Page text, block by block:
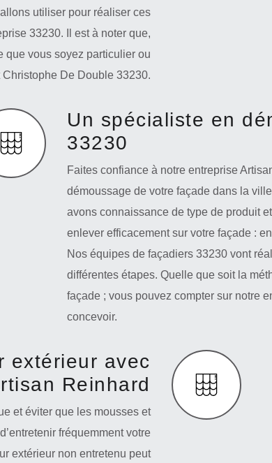
utiliser pour réaliser ces
33230. Il est à noter que,
que vous soyez particulier ou
De Double 33230.
Un spécialiste en
33230
Faites confiance à notre entreprise
démoussage de votre façade dans la
avons connaissance de type de produit
enlever efficacement sur votre façade :
Nos équipes de façadiers 33230 vont
différentes étapes. Quelle que soit la
façade ; vous pouvez compter sur notre
concevoir.
extérieur avec
Reinhard
et éviter que les mousses et
fréquemment votre
extérieur non entretenu peut